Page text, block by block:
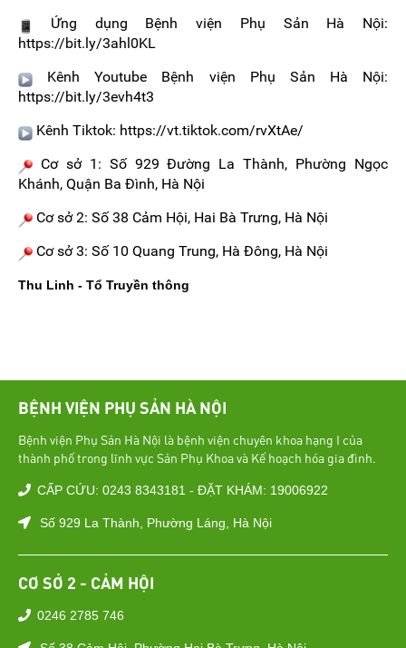
Ứng dụng Bệnh viện Phụ Sản Hà Nội:
https://bit.ly/3ahl0KL
Kênh Youtube Bệnh viện Phụ Sản Hà Nội:
https://bit.ly/3evh4t3
Kênh Tiktok: https://vt.tiktok.com/rvXtAe/
Cơ sở 1: Số 929 Đường La Thành, Phường Ngọc
Khánh, Quận Ba Đình, Hà Nội
Cơ sở 2: Số 38 Cảm Hội, Hai Bà Trưng, Hà Nội
Cơ sở 3: Số 10 Quang Trung, Hà Đông, Hà Nội
Thu Linh - Tổ Truyền thông
BỆNH VIỆN PHỤ SẢN HÀ NỘI
Bệnh viện Phụ Sản Hà Nội là bệnh viện chuyên khoa hạng I của
thành phố trong lĩnh vực Sản Phụ Khoa và Kế hoạch hóa gia đình.
CẤP CỨU: 0243 8343181 - ĐẶT KHÁM: 19006922
Số 929 La Thành, Phường Láng, Hà Nội
CƠ SỞ 2 - CẢM HỘI
0246 2785 746